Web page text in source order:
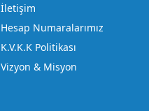
İletişim
Hesap Numaralarımız
K.V.K.K Politikası
Vizyon & Misyon